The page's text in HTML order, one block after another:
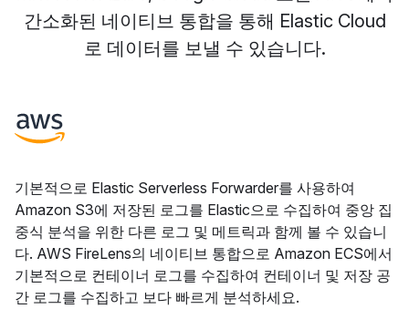
간소화된 네이티브 통합을 통해 Elastic Cloud
로 데이터를 보낼 수 있습니다.
기본적으로 Elastic Serverless Forwarder를 사용하여
Amazon S3에 저장된 로그를 Elastic으로 수집하여 중앙 집
중식 분석을 위한 다른 로그 및 메트릭과 함께 볼 수 있습니
다. AWS FireLens의 네이티브 통합으로 Amazon ECS에서
기본적으로 컨테이너 로그를 수집하여 컨테이너 및 저장 공
간 로그를 수집하고 보다 빠르게 분석하세요.